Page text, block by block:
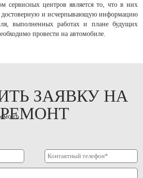
сервисных центров является то, что в них
достоверную и исчерпывающую информацию
выполненных работах и плане будущих
провести на автомобиле.
ЗАЯВКУ НА
РЕМОНТ